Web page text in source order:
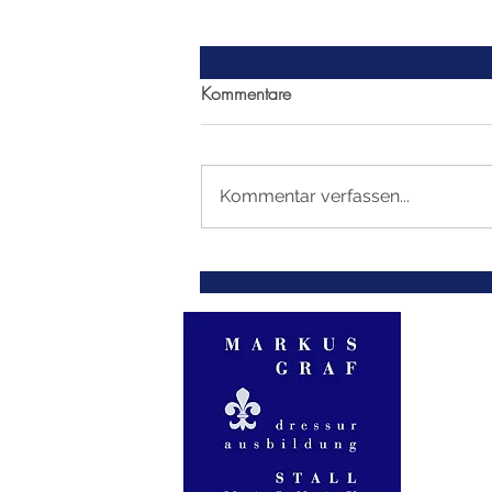
Kat. U25
Kommentare
Kommentar verfassen...